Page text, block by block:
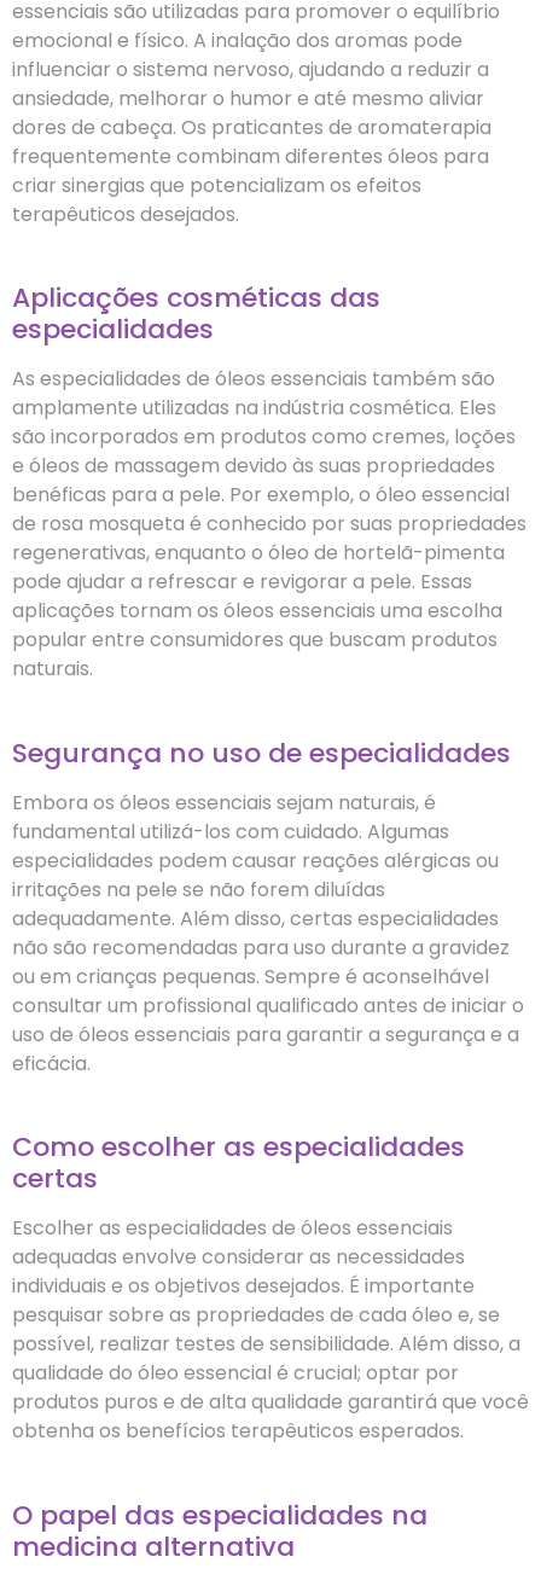
essenciais são utilizadas para promover o equilíbrio
emocional e físico. A inalação dos aromas pode
influenciar o sistema nervoso, ajudando a reduzir a
ansiedade, melhorar o humor e até mesmo aliviar
dores de cabeça. Os praticantes de aromaterapia
frequentemente combinam diferentes óleos para
criar sinergias que potencializam os efeitos
terapêuticos desejados.
Aplicações cosméticas das
especialidades
As especialidades de óleos essenciais também são
amplamente utilizadas na indústria cosmética. Eles
são incorporados em produtos como cremes, loções
e óleos de massagem devido às suas propriedades
benéficas para a pele. Por exemplo, o óleo essencial
de rosa mosqueta é conhecido por suas propriedades
regenerativas, enquanto o óleo de hortelã-pimenta
pode ajudar a refrescar e revigorar a pele. Essas
aplicações tornam os óleos essenciais uma escolha
popular entre consumidores que buscam produtos
naturais.
Segurança no uso de especialidades
Embora os óleos essenciais sejam naturais, é
fundamental utilizá-los com cuidado. Algumas
especialidades podem causar reações alérgicas ou
irritações na pele se não forem diluídas
adequadamente. Além disso, certas especialidades
não são recomendadas para uso durante a gravidez
ou em crianças pequenas. Sempre é aconselhável
consultar um profissional qualificado antes de iniciar o
uso de óleos essenciais para garantir a segurança e a
eficácia.
Como escolher as especialidades
certas
Escolher as especialidades de óleos essenciais
adequadas envolve considerar as necessidades
individuais e os objetivos desejados. É importante
pesquisar sobre as propriedades de cada óleo e, se
possível, realizar testes de sensibilidade. Além disso, a
qualidade do óleo essencial é crucial; optar por
produtos puros e de alta qualidade garantirá que você
obtenha os benefícios terapêuticos esperados.
O papel das especialidades na
medicina alternativa